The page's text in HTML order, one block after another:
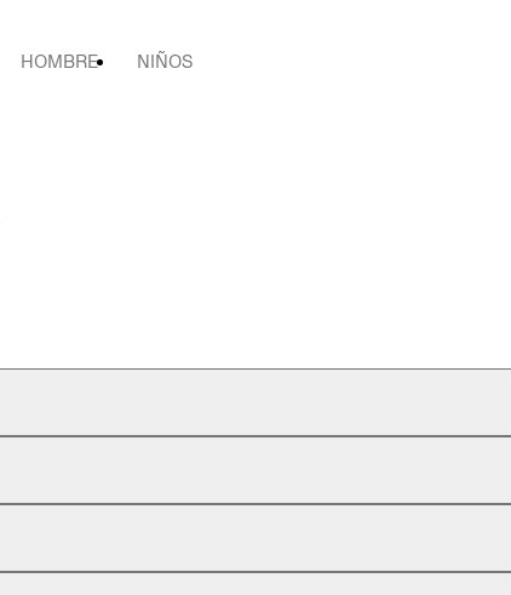
HOMBRE NIÑOS